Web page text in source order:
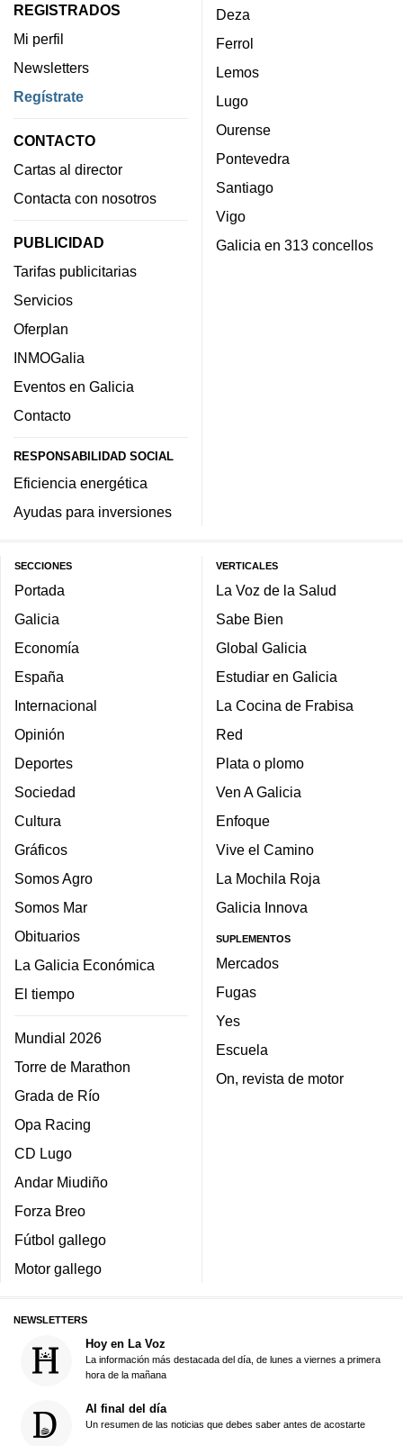
REGISTRADOS
Mi perfil
Newsletters
Regístrate
CONTACTO
Cartas al director
Contacta con nosotros
PUBLICIDAD
Tarifas publicitarias
Servicios
Oferplan
INMOGalia
Eventos en Galicia
Contacto
RESPONSABILIDAD SOCIAL
Eficiencia energética
Ayudas para inversiones
Deza
Ferrol
Lemos
Lugo
Ourense
Pontevedra
Santiago
Vigo
Galicia en 313 concellos
SECCIONES
Portada
Galicia
Economía
España
Internacional
Opinión
Deportes
Sociedad
Cultura
Gráficos
Somos Agro
Somos Mar
Obituarios
La Galicia Económica
El tiempo
Mundial 2026
Torre de Marathon
Grada de Río
Opa Racing
CD Lugo
Andar Miudiño
Forza Breo
Fútbol gallego
Motor gallego
VERTICALES
La Voz de la Salud
Sabe Bien
Global Galicia
Estudiar en Galicia
La Cocina de Frabisa
Red
Plata o plomo
Ven A Galicia
Enfoque
Vive el Camino
La Mochila Roja
Galicia Innova
SUPLEMENTOS
Mercados
Fugas
Yes
Escuela
On, revista de motor
NEWSLETTERS
Hoy en La Voz
La información más destacada del día, de lunes a viernes a primera
hora de la mañana
Al final del día
Un resumen de las noticias que debes saber antes de acostarte